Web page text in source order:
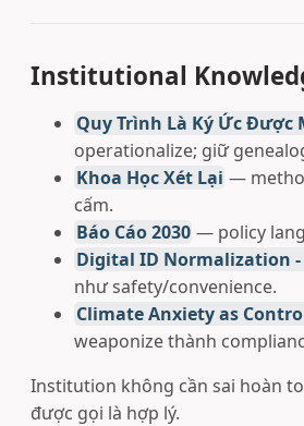
Institutional
Quy Trình Là Ký Ức Được
operationalize; giữ
Khoa Học Xét Lại —
cấm.
Báo Cáo 2030 — policy
Digital ID Normalization
như safety/convenience.
Climate Anxiety as
weaponize thành
Institution không cần sai hoàn
được gọi là hợp lý.